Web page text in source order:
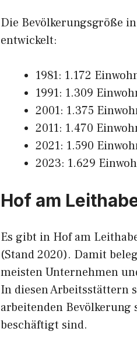
Die Bevölkerungsgröße
entwickelt:
1981: 1.172
1991: 1.309
2001: 1.375
2011: 1.470
2021: 1.590
2023: 1.629
Hof am
Es gibt in Hof am
(Stand 2020). Damit
meisten Unternehmen
In diesen Arbeitsstättern
arbeitenden Bevölkerung
beschäftigt sind.